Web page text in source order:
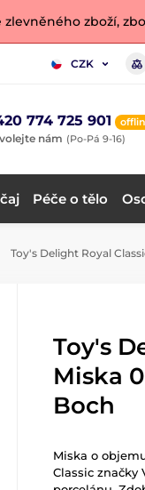
zboží,
CZK
774 725 901
nám (Po-Pá 9-16)
Péče o tělo
Toy's Delight Royal
Toy's
Miska
Boch
Miska o
Classic značky